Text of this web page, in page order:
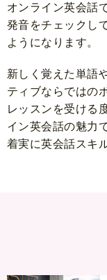
オンライン英会話
発音をチェックし
ようになります。
新しく覚えた単語
ティブならではの
レッスンを受ける
イン英会話の魅力
着実に英会話スキ